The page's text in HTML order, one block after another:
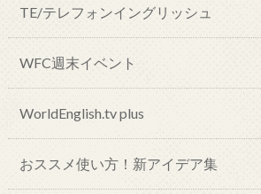
TE/テレフォンイングリッシュ
WFC週末イベント
WorldEnglish.tv plus
おススメ使い方！新アイデア集